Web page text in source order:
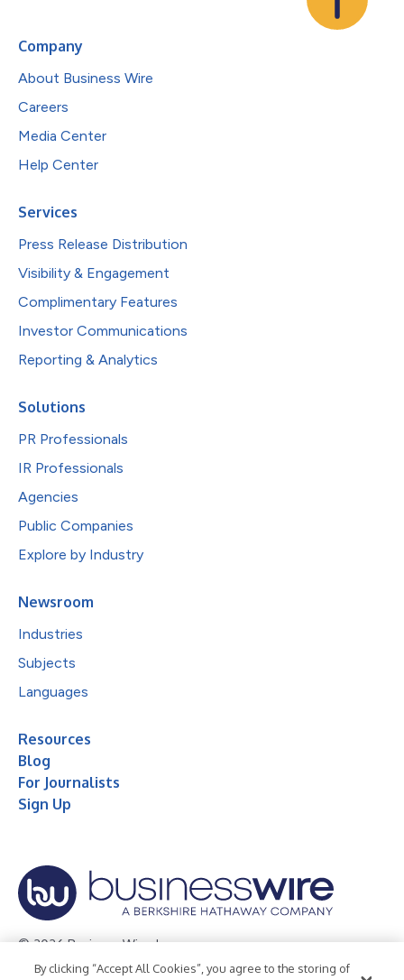
Company
About Business Wire
Careers
Media Center
Help Center
Services
Press Release Distribution
Visibility & Engagement
Complimentary Features
Investor Communications
Reporting & Analytics
Solutions
PR Professionals
IR Professionals
Agencies
Public Companies
Explore by Industry
Newsroom
Industries
Subjects
Languages
Resources
Blog
For Journalists
Sign Up
© 2026 Business Wire, Inc.
Privacy Policy Cookie Policy Accessibility Statement
By clicking “Accept All Cookies”, you agree to the storing of